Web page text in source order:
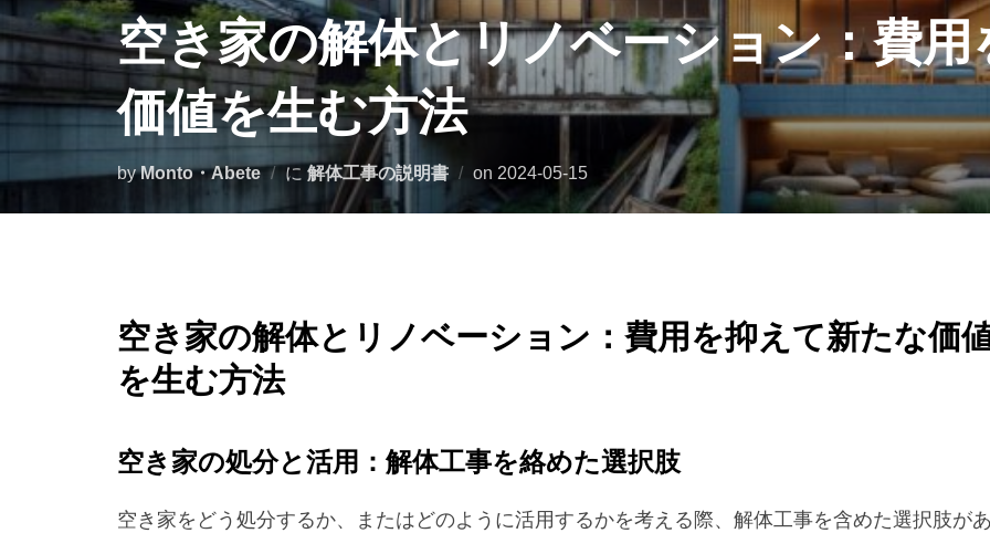
ッ
空き家の解体とリノベーション：費
価値を生む方法
byMonto・Abete に 解体工事の説明書 on 投
稿
2024-05-15
空き家の解体とリノベーション：費用を抑えて新たな価
を生む方法
空き家の処分と活用：解体工事を絡めた選択肢
空き家をどう処分するか、またはどのように活用するかを考える際、解体工事を含めた選択肢が